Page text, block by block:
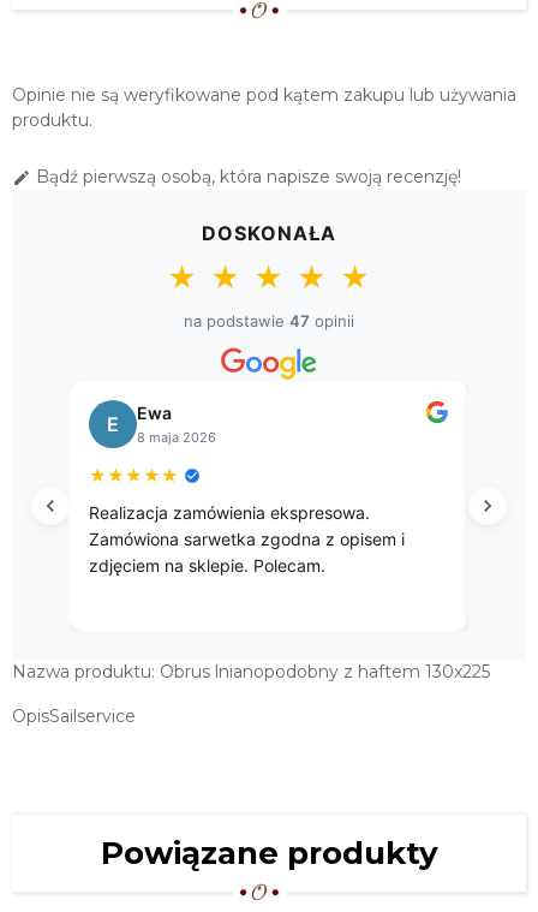
299,00 zł
Opinie nie są weryfikowane pod kątem zakupu lub używania
produktu.
 Bądź pierwszą osobą, która napisze swoją recenzję!
DOSKONAŁA
★ ★ ★ ★ ★
na podstawie 47 opinii
B Bogusława
8 kwietnia 2026
★★★★
Przepięke gobelinowe obrusy.
Nazwa produktu: Obrus lnianopodobny z haftem 130x225
OpisSailservice
Powiązane produkty